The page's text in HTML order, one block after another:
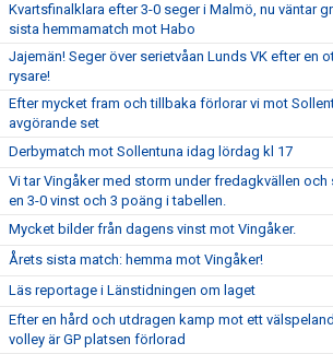
Kvartsfinalklara efter 3-0 seger i Malmö, nu väntar
sista hemmamatch mot Habo
Jajemän! Seger över serietvåan Lunds VK efter en
rysare!
Efter mycket fram och tillbaka förlorar vi mot
avgörande set
Derbymatch mot Sollentuna idag lördag kl 17
Vi tar Vingåker med storm under fredagkvällen och
en 3-0 vinst och 3 poäng i tabellen.
Mycket bilder från dagens vinst mot Vingåker.
Årets sista match: hemma mot Vingåker!
Läs reportage i Länstidningen om laget
Efter en hård och utdragen kamp mot ett
volley är GP platsen förlorad